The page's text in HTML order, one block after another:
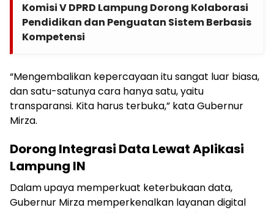
Komisi V DPRD Lampung Dorong Kolaborasi
Pendidikan dan Penguatan Sistem Berbasis
Kompetensi
“Mengembalikan kepercayaan itu sangat luar biasa,
dan satu-satunya cara hanya satu, yaitu
transparansi. Kita harus terbuka,” kata Gubernur
Mirza.
Dorong Integrasi Data Lewat Aplikasi
Lampung IN
Dalam upaya memperkuat keterbukaan data,
Gubernur Mirza memperkenalkan layanan digital